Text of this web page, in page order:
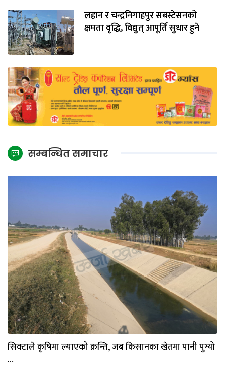
लहान र चन्द्रनिगाहपुर सबस्टेसनको
क्षमता वृद्धि, विद्युत् आपूर्ति सुधार हुने
सम्बन्धित समाचार
सिक्टाले कृषिमा ल्याएको क्रन्ति, जब किसानका खेतमा पानी पुग्यो
…